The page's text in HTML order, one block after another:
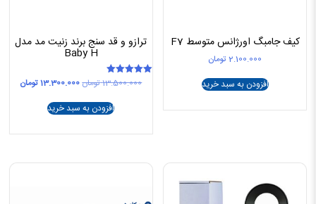
کیف جامبگ اورژانس متوسط F7
2.100.000 تومان
افزودن به سبد خرید
ترازو و قد سنج برند زنیت مد مدل
Baby H
امتیاز
13.500.000تومانقیمت
13.300.000تومانقیمت
افزودن به سبد خرید